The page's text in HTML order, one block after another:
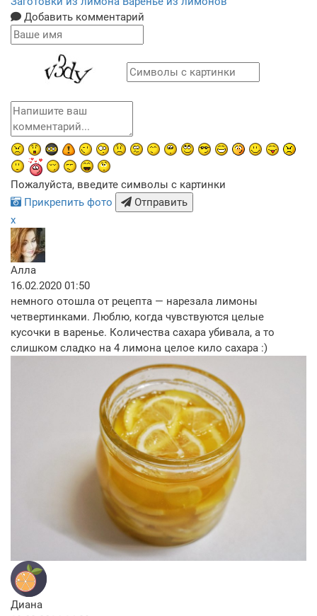
Добавить комментарий
Пожалуйста, введите символы с картинки
Прикрепить фото
Отправить
x
Алла
16.02.2020 01:50
немного отошла от рецепта — нарезала лимоны
четвертинками. Люблю, когда чувствуются целые
кусочки в варенье. Количества сахара убивала, а то
слишком сладко на 4 лимона целое кило сахара :)
Диана